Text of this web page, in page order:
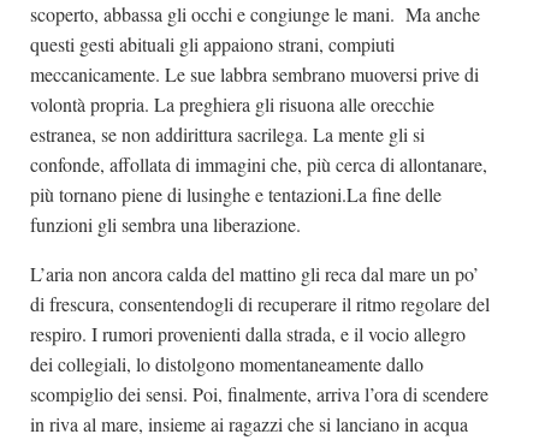
scoperto, abbassa gli occhi e congiunge le mani. Ma anche
questi gesti abituali gli appaiono strani, compiuti
meccanicamente. Le sue labbra sembrano muoversi prive di
volontà propria. La preghiera gli risuona alle orecchie
estranea, se non addirittura sacrilega. La mente gli si
confonde, affollata di immagini che, più cerca di allontanare,
più tornano piene di lusinghe e tentazioni.La fine delle
funzioni gli sembra una liberazione.
L’aria non ancora calda del mattino gli reca dal mare un po’
di frescura, consentendogli di recuperare il ritmo regolare del
respiro. I rumori provenienti dalla strada, e il vocio allegro
dei collegiali, lo distolgono momentaneamente dallo
scompiglio dei sensi. Poi, finalmente, arriva l’ora di scendere
in riva al mare, insieme ai ragazzi che si lanciano in acqua